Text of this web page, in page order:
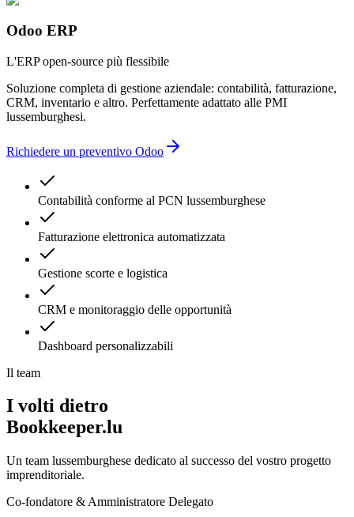
Odoo ERP
L'ERP open-source più flessibile
Soluzione completa di gestione aziendale: contabilità, fatturazione,
CRM, inventario e altro. Perfettamente adattato alle PMI
lussemburghesi.
Richiedere un preventivo Odoo
Contabilità conforme al PCN lussemburghese
Fatturazione elettronica automatizzata
Gestione scorte e logistica
CRM e monitoraggio delle opportunità
Dashboard personalizzabili
Il team
I volti dietro
Bookkeeper.lu
Un team lussemburghese dedicato al successo del vostro progetto
imprenditoriale.
Co-fondatore & Amministratore Delegato